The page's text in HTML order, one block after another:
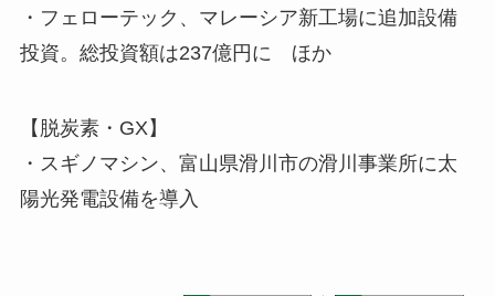
・フェローテック、マレーシア新工場に追加設備
投資。総投資額は237億円に ほか
【脱炭素・GX】
・スギノマシン、富山県滑川市の滑川事業所に太
陽光発電設備を導入